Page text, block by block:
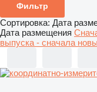
Фильтр
Сортировка: Дата
Дата размещения
выпуска - сначала